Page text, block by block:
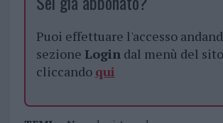
Puoi effettuare l'accesso
sezione Logindal menù del
cliccando qui